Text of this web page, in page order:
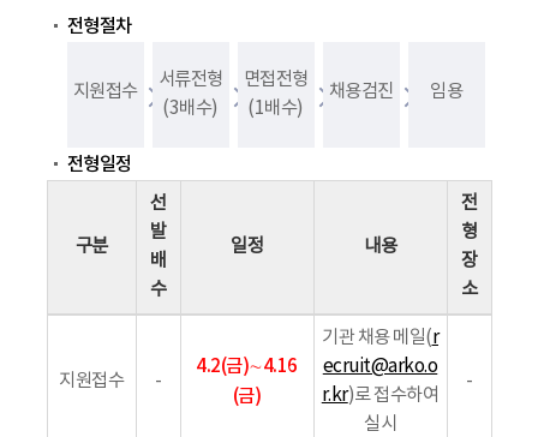
전형절차
지원접수
서류전형
(3배수)
면접전형
(1배수)
채용검진 임용
전형일정
구분
선
발
배
수
일정 내용
전
형
장
소
지원접수 -
4.2(금)∼4.16
(금)
기관 채용 메일(r
ecruit@arko.o
r.kr)로 접수하여
실시
-